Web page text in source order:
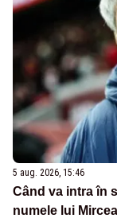
5 aug. 2026, 15:46
Când va intra în
numele lui